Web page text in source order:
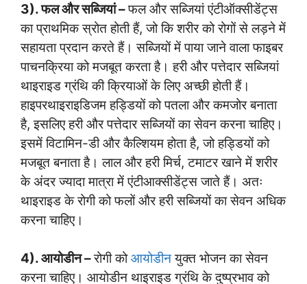
3). फल और सब्जियां –फल और सब्जियां एंटीऑक्सीडेंट्स
का प्राथमिक स्रोत होती हैं, जो कि शरीर को रोगों से लड़ने में
सहायता प्रदान करते हैं। सब्जियों में पाया जाने वाला फाइबर
पाचनक्रिया को मजबूत करता है। हरी और पत्तेदार सब्जियां
थाइराइड ग्रंथि की क्रियाओं के लिए अच्छी होती हैं।
हाइपरथाइराइडिजम हड्डियों को पतला और कमजोर बनाता
है, इसलिए हरी और पत्तेदार सब्जियों का सेवन करना चाहिए।
इसमें विटामिन-डी और कैल्शियम होता है, जो हड्डियों को
मजबूत बनाता है। लाल और हरी मिर्च, टमाटर खाने में शरीर
के अंदर ज्यादा मात्रा में एंटीआक्सीडेंट्स जाते हैं। अतः
थाइराइड के रोगी को फलों और हरी सब्जियों का सेवन अधिक
करना चाहिए।
4). आयोडीन –रोगी कोआयोडीनयुक्त भोजन का सेवन
करना चाहिए। आयोडीन थाइराइड ग्रंथि के दुष्प्रभाव को